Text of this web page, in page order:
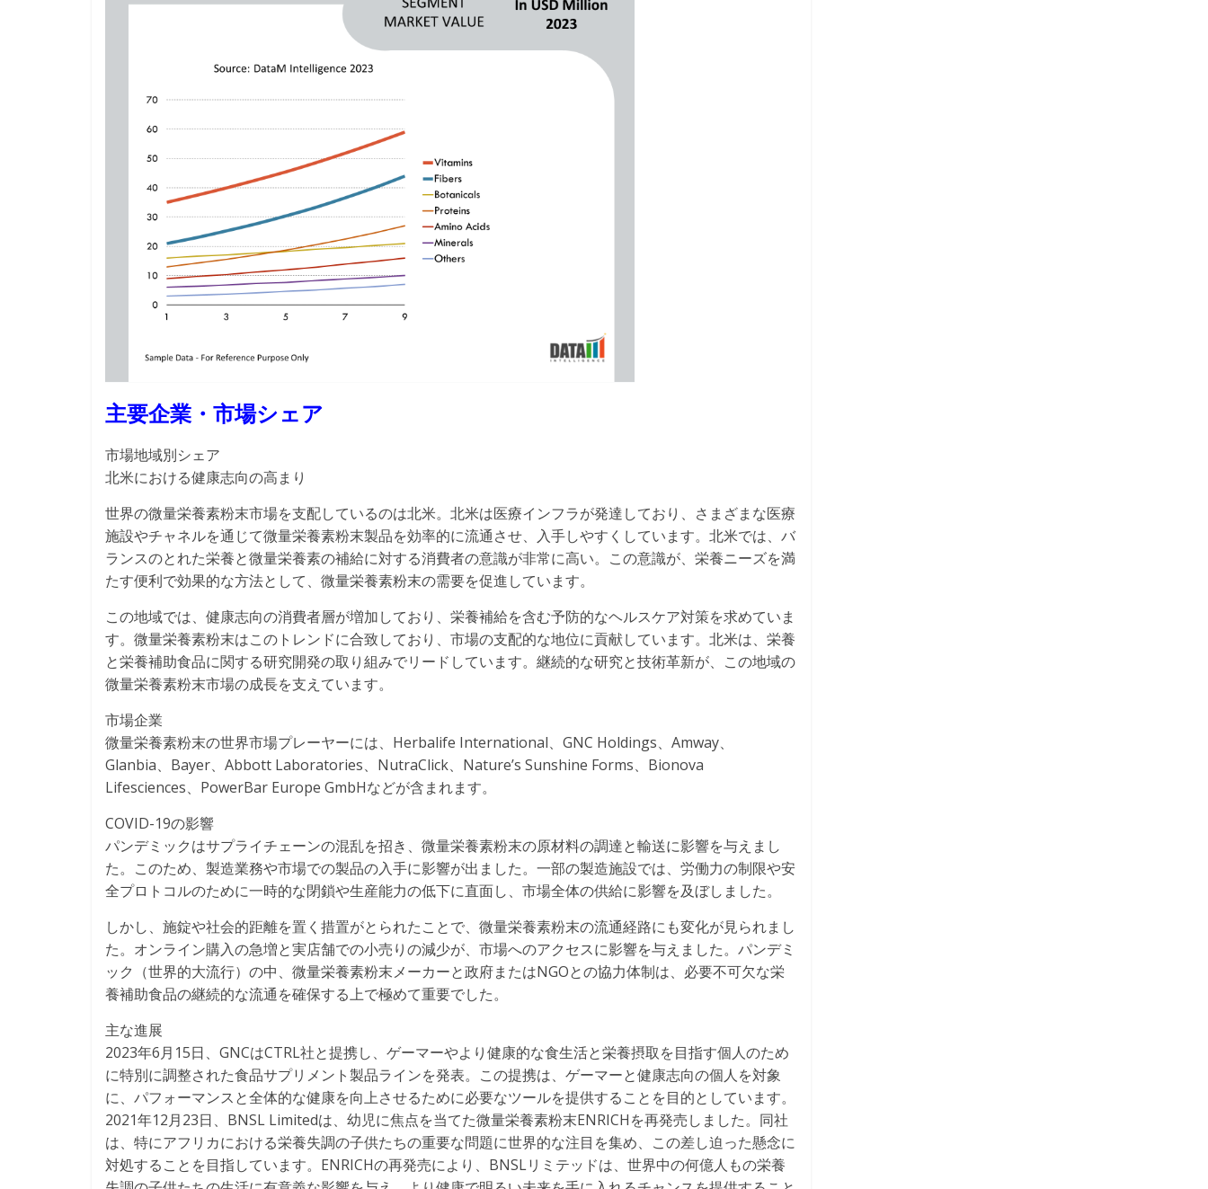
主要企業・市場シェア
市場地域別シェア
北米における健康志向の高まり
世界の微量栄養素粉末市場を支配しているのは北米。北米は医療インフラが発達しており、さまざまな医療
施設やチャネルを通じて微量栄養素粉末製品を効率的に流通させ、入手しやすくしています。北米では、バ
ランスのとれた栄養と微量栄養素の補給に対する消費者の意識が非常に高い。この意識が、栄養ニーズを満
たす便利で効果的な方法として、微量栄養素粉末の需要を促進しています。
この地域では、健康志向の消費者層が増加しており、栄養補給を含む予防的なヘルスケア対策を求めていま
す。微量栄養素粉末はこのトレンドに合致しており、市場の支配的な地位に貢献しています。北米は、栄養
と栄養補助食品に関する研究開発の取り組みでリードしています。継続的な研究と技術革新が、この地域の
微量栄養素粉末市場の成長を支えています。
市場企業
微量栄養素粉末の世界市場プレーヤーには、Herbalife International、GNC Holdings、Amway、
Glanbia、Bayer、Abbott Laboratories、NutraClick、Nature’s Sunshine Forms、Bionova
Lifesciences、PowerBar Europe GmbHなどが含まれます。
COVID-19の影響
パンデミックはサプライチェーンの混乱を招き、微量栄養素粉末の原材料の調達と輸送に影響を与えまし
た。このため、製造業務や市場での製品の入手に影響が出ました。一部の製造施設では、労働力の制限や安
全プロトコルのために一時的な閉鎖や生産能力の低下に直面し、市場全体の供給に影響を及ぼしました。
しかし、施錠や社会的距離を置く措置がとられたことで、微量栄養素粉末の流通経路にも変化が見られまし
た。オンライン購入の急増と実店舗での小売りの減少が、市場へのアクセスに影響を与えました。パンデミ
ック（世界的大流行）の中、微量栄養素粉末メーカーと政府またはNGOとの協力体制は、必要不可欠な栄
養補助食品の継続的な流通を確保する上で極めて重要でした。
主な進展
2023年6月15日、GNCはCTRL社と提携し、ゲーマーやより健康的な食生活と栄養摂取を目指す個人のため
に特別に調整された食品サプリメント製品ラインを発表。この提携は、ゲーマーと健康志向の個人を対象
に、パフォーマンスと全体的な健康を向上させるために必要なツールを提供することを目的としています。
2021年12月23日、BNSL Limitedは、幼児に焦点を当てた微量栄養素粉末ENRICHを再発売しました。同社
は、特にアフリカにおける栄養失調の子供たちの重要な問題に世界的な注目を集め、この差し迫った懸念に
対処することを目指しています。ENRICHの再発売により、BNSLリミテッドは、世界中の何億人もの栄養